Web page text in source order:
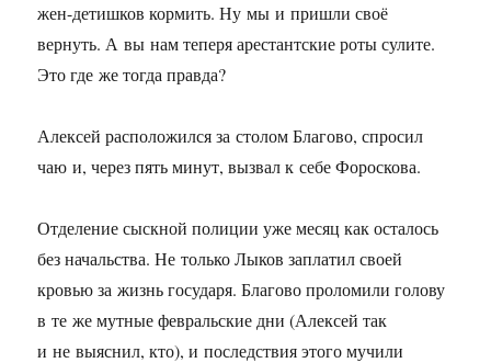
жен-детишков кормить. Ну мы и пришли своё
вернуть. А вы нам теперя арестантские роты сулите.
Это где же тогда правда?
Алексей расположился за столом Благово, спросил
чаю и, через пять минут, вызвал к себе Фороскова.
Отделение сыскной полиции уже месяц как осталось
без начальства. Не только Лыков заплатил своей
кровью за жизнь государя. Благово проломили голову
в те же мутные февральские дни (Алексей так
и не выяснил, кто), и последствия этого мучили